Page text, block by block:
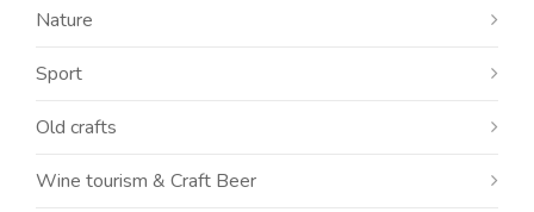
Nature
Sport
Old crafts
Wine tourism & Craft Beer